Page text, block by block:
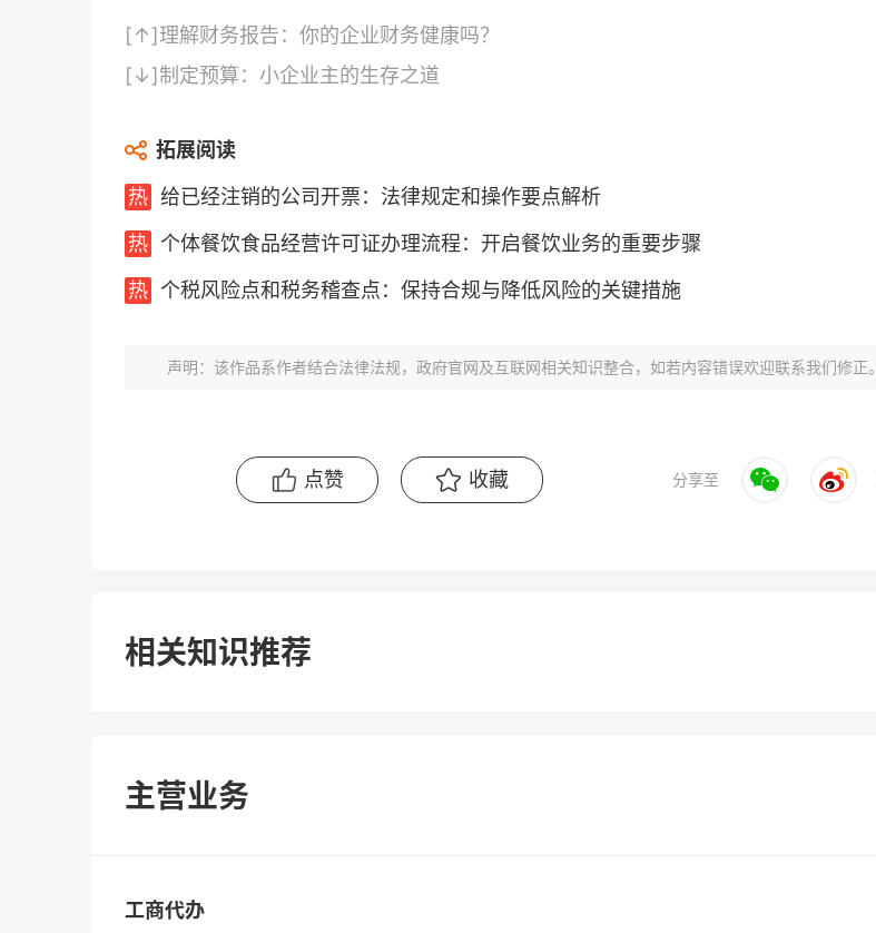
[↑]理解财务报告：你的企业财务健康吗？
[↓]制定预算：小企业主的生存之道
拓展阅读
给已经注销的公司开票：法律规定和操作要点解析
个体餐饮食品经营许可证办理流程：开启餐饮业务的重要步骤
个税风险点和税务稽查点：保持合规与降低风险的关键措施
声明：该作品系作者结合法律法规，政府官网及互联网相关知识整合，如若内容错误欢迎联系我们修正。
点赞 收藏 分享至
相关知识推荐
主营业务
工商代办